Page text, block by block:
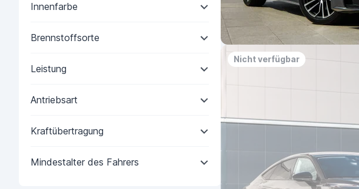
Innenfarbe
Brennstoffsorte
Leistung
Antriebsart
Kraftübertragung
Mindestalter des Fahrers
Nicht verfügbar